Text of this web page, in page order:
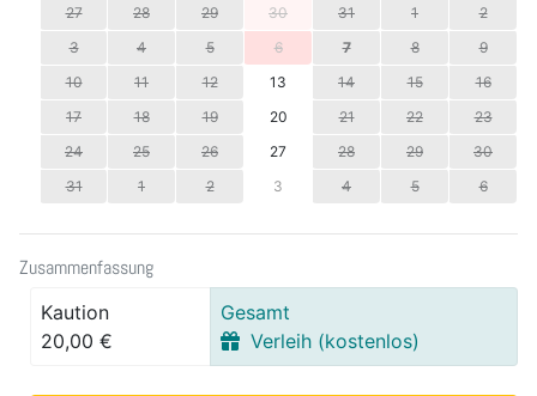
27
28 29 30 31 1
2
3
4 5 6 7 8
9
10
11 12 13 14 15
16
17
18 19 20 21 22
23
24
25 26 27 28 29
30
31
1 2 3 4 5 6
Zusammenfassung
Kaution
20,00 €
Gesamt
Verleih (kostenlos)